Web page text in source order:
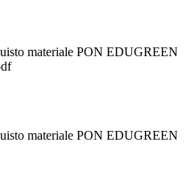
materiale PON EDUGREEN
materiale PON EDUGREEN